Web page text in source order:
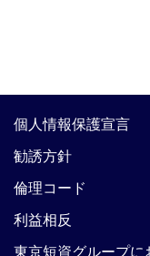
個人情報保護宣言
勧誘方針
倫理コード
利益相反
東京短資グループに